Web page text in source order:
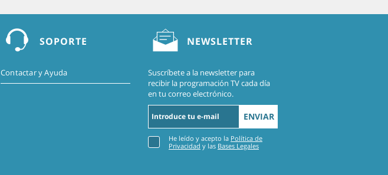
SOPORTE
Contactar y Ayuda
NEWSLETTER
Suscríbete a la newsletter para
recibir la programación TV cada día
en tu correo electrónico.
ENVIAR
He leído y acepto la Política de
Privacidad y las Bases Legales